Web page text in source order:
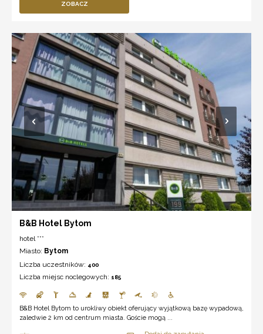
ZOBACZ
B&B Hotel Bytom
hotel ***
Miasto: Bytom
Liczba uczestników: 400
Liczba miejsc noclegowych: 185
B&B Hotel Bytom to urokliwy obiekt oferujący wyjątkową bazę wypadową,
zaledwie 2 km od centrum miasta. Goście mogą ...